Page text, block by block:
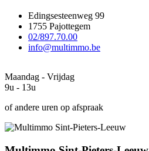
Edingsesteenweg 99
1755 Pajottegem
02/897.70.00
info@multimmo.be
Maandag - Vrijdag
9u - 13u
of andere uren op afspraak